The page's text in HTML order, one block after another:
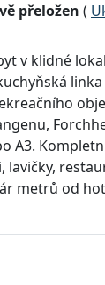
přeložen (
v klidné
A3.
lavičky,
metrů od